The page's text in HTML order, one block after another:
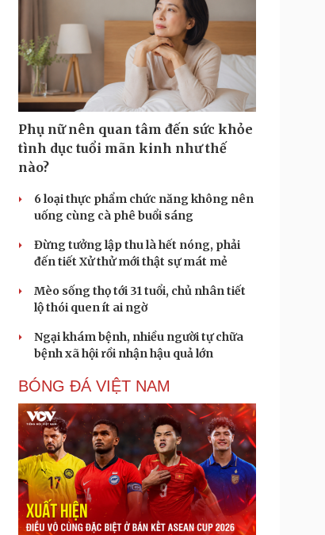
Phụ nữ nên quan tâm đến sức khỏe
tình dục tuổi mãn kinh như thế
nào?
6 loại thực phẩm chức năng không nên
uống cùng cà phê buổi sáng
Đừng tưởng lập thu là hết nóng, phải
đến tiết Xử thử mới thật sự mát mẻ
Mèo sống thọ tới 31 tuổi, chủ nhân tiết
lộ thói quen ít ai ngờ
Ngại khám bệnh, nhiều người tự chữa
bệnh xã hội rồi nhận hậu quả lớn
BÓNG ĐÁ VIỆT NAM